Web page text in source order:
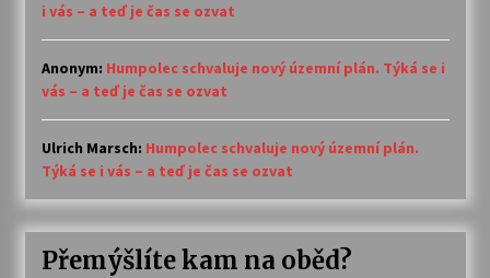
i vás – a teď je čas se ozvat
Anonym: Humpolec schvaluje nový územní plán. Týká se i
vás – a teď je čas se ozvat
Ulrich Marsch: Humpolec schvaluje nový územní plán.
Týká se i vás – a teď je čas se ozvat
Přemýšlíte kam na oběd?